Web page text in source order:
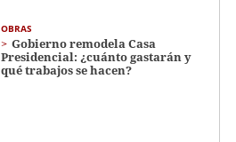
OBRAS
Gobierno remodela Casa
Presidencial: ¿cuánto gastarán y
qué trabajos se hacen?